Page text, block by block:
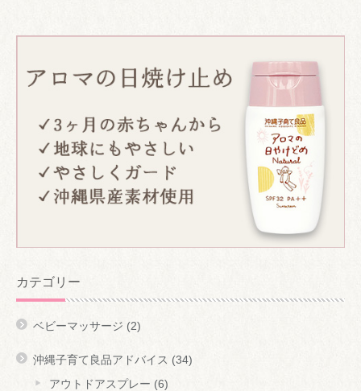
カテゴリー
ベビーマッサージ (2)
沖縄子育て良品アドバイス (34)
アウトドアスプレー (6)